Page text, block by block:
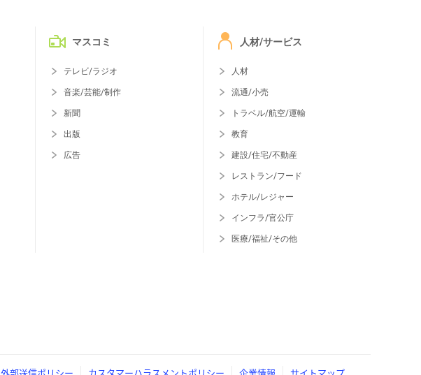
マスコミ
テレビ/ラジオ
音楽/芸能/制作
新聞
出版
広告
人材/サービス
人材
流通/小売
トラベル/航空/運輸
教育
建設/住宅/不動産
レストラン/フード
ホテル/レジャー
インフラ/官公庁
医療/福祉/その他